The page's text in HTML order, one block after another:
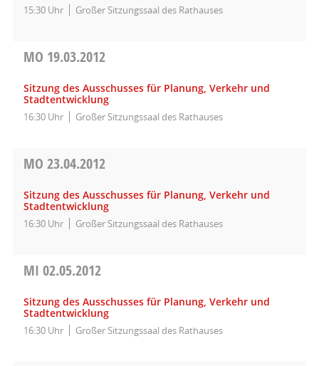
15:30 Uhr Großer Sitzungssaal des Rathauses
MO 19.03.2012
Sitzung des Ausschusses für Planung, Verkehr und
Stadtentwicklung
16:30 Uhr Großer Sitzungssaal des Rathauses
MO 23.04.2012
Sitzung des Ausschusses für Planung, Verkehr und
Stadtentwicklung
16:30 Uhr Großer Sitzungssaal des Rathauses
MI 02.05.2012
Sitzung des Ausschusses für Planung, Verkehr und
Stadtentwicklung
16:30 Uhr Großer Sitzungssaal des Rathauses